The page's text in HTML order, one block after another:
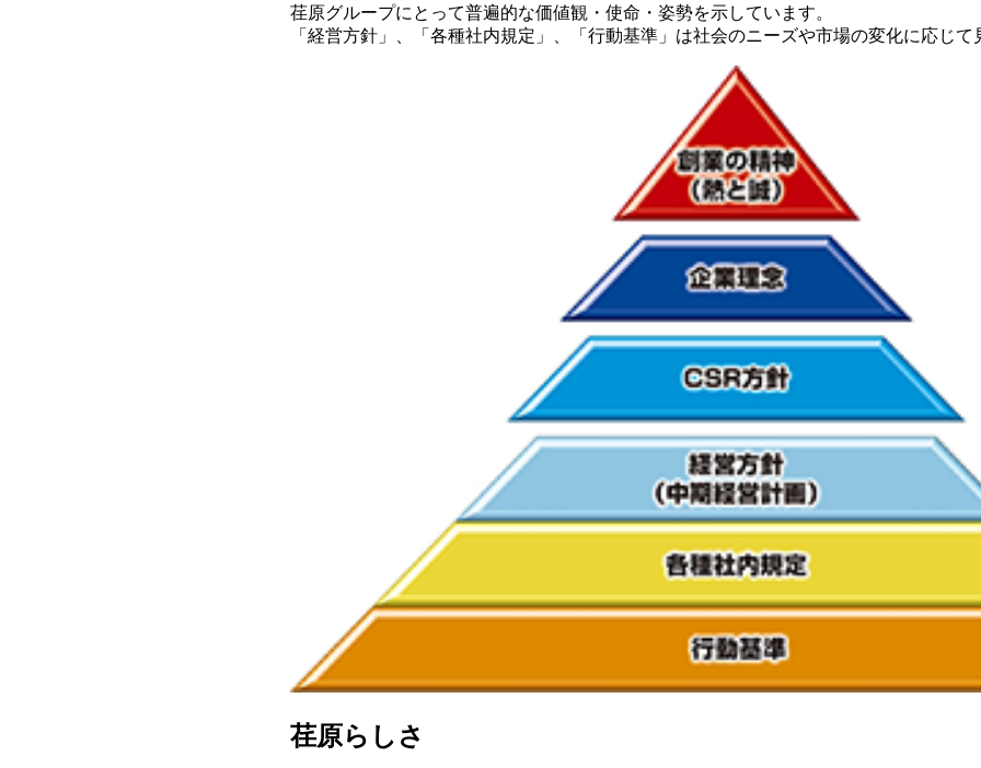
荏原グループにとって普遍的な価値観・使命・姿勢を示しています。
「経営方針」、「各種社内規定」、「行動基準」は社会のニーズや市場の変化に応じて
荏原らしさ